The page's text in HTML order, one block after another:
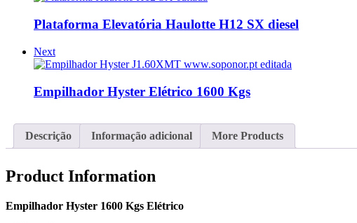
Plataforma Elevatória Haulotte H12 SX diesel
Next
Empilhador Hyster Elétrico 1600 Kgs
Descrição Informação adicional More Products
Product Information
Empilhador Hyster 1600 Kgs Elétrico